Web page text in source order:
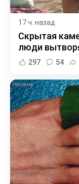
17 ч. назад
Скрытая
люди
297 54